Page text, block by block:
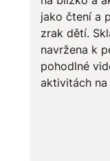
jako čtení a
zrak dětí.
navržena k
pohodlné
aktivitách